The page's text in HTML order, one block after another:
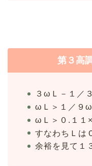
第３高
３ωＬ－１／
ωＬ＞１／９ω
ωＬ＞０.１１
すなわちＬは
余裕を見て１